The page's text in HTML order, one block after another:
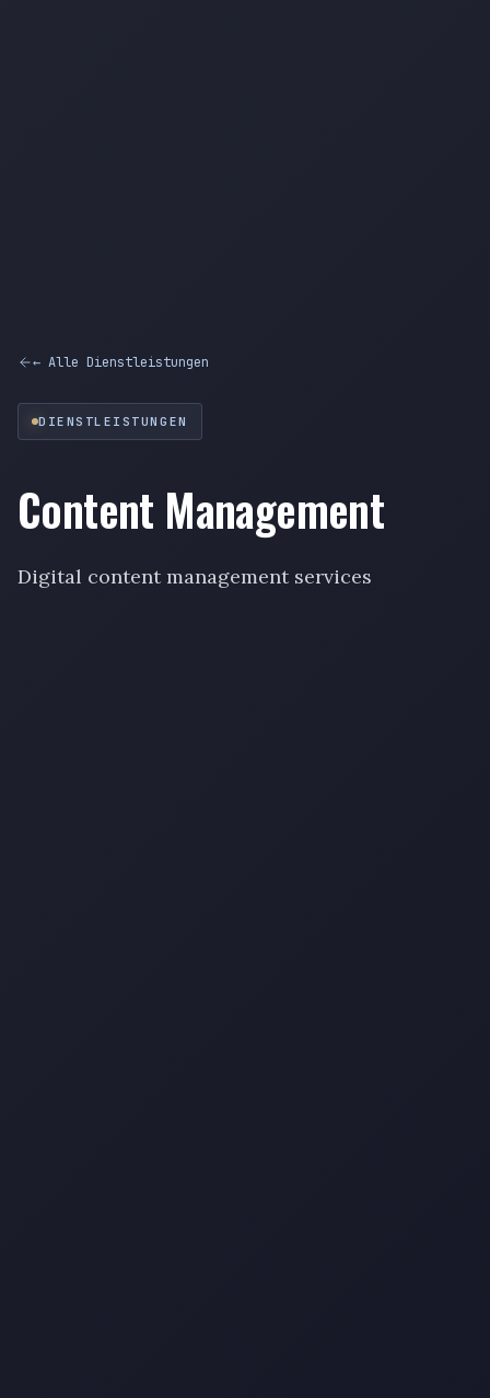
← Alle Dienstleistungen
DIENSTLEISTUNGEN
Content Management
Digital content management services